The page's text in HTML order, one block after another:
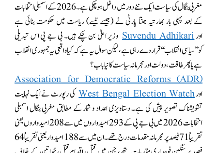
مغربی بنگال کی سیاست ایک نئے دور میں داخل ہوچکی ہے۔ 2026 کے اسمبلی انتخابات
کے بعد پہلی بار بھارتیہ جنتا پارٹی نے (جیسے تیسے) ریاست میں حکومت بنائی ہے
اورSuvendu Adhikariوزیر اعلیٰ بن چکے ہیں۔ بی جے پی اس تبدیلی
کو’’سیاسی انقلاب‘‘قرار دے رہی ہے، لیکن سوال یہ ہے کہ کیا واقعی یہ جمہوری انقلاب
ہے یا پھر طاقت، دولت اور مجرمانہ سیاست کا نیا باب؟
Association for Democratic Reforms (ADR)
اورWest Bengal Election Watchکی رپورٹ نے ایک نہایت
تشویشناک تصویر پیش کی ہے۔ دستاویزی اعداد و شمار کے مطابق مغربی بنگال اسمبلی
انتخابات 2026 میں بی جے پی کے 293 امیدواروں میں سے 208 امیدواروں یعنی
تقریباً 71 فیصد پر مجرمانہ مقدمات درج تھے۔ ان میں سے 188 امیدوار یعنی تقریباً 64